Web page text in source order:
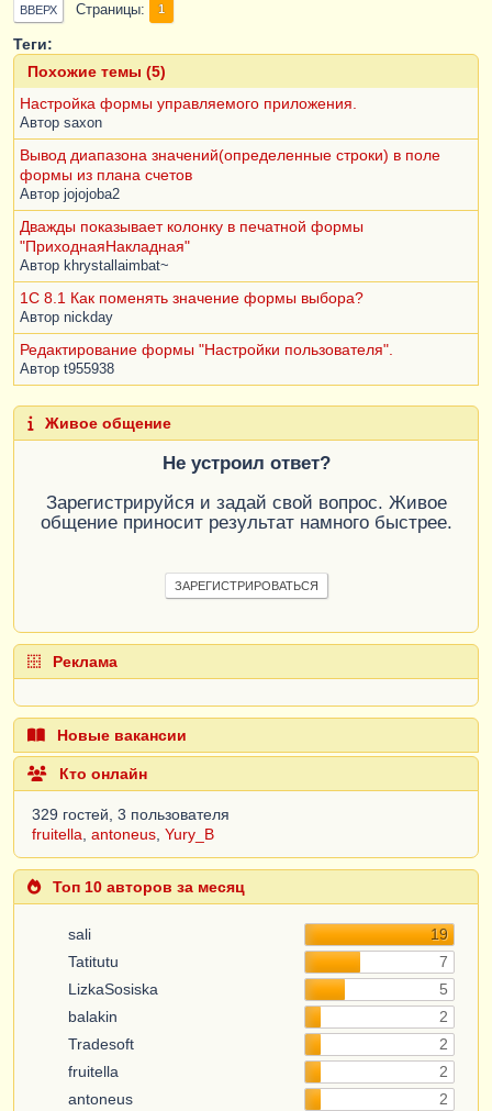
ВВЕРХ Страницы 1
Теги:
Похожие темы (5)
Настройка формы управляемого приложения.
Автор saxon
Вывод диапазона значений(определенные строки) в поле
формы из плана счетов
Автор jojojoba2
Дважды показывает колонку в печатной формы
"ПриходнаяНакладная"
Автор khrystallaimbat~
1С 8.1 Как поменять значение формы выбора?
Автор nickday
Редактирование формы "Настройки пользователя".
Автор t955938
Живое общение
Не устроил ответ?
Зарегистрируйся и задай свой вопрос. Живое
общение приносит результат намного быстрее.
ЗАРЕГИСТРИРОВАТЬСЯ
Реклама
Новые вакансии
Кто онлайн
329 гостей, 3 пользователя
fruitella, antoneus, Yury_B
Топ 10 авторов за месяц
sali
19
Tatitutu
7
LizkaSosiska
5
balakin
2
Tradesoft
2
fruitella
2
antoneus
2